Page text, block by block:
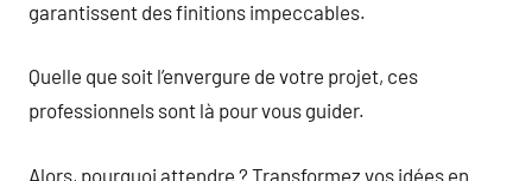
garantissent des finitions impeccables.
Quelle que soit l’envergure de votre projet, ces
professionnels sont là pour vous guider.
Alors, pourquoi attendre ? Transformez vos idées en